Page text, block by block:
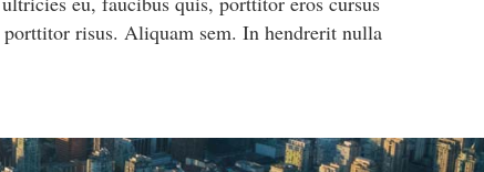
porttitor risus. Aliquam sem. In hendrerit nulla